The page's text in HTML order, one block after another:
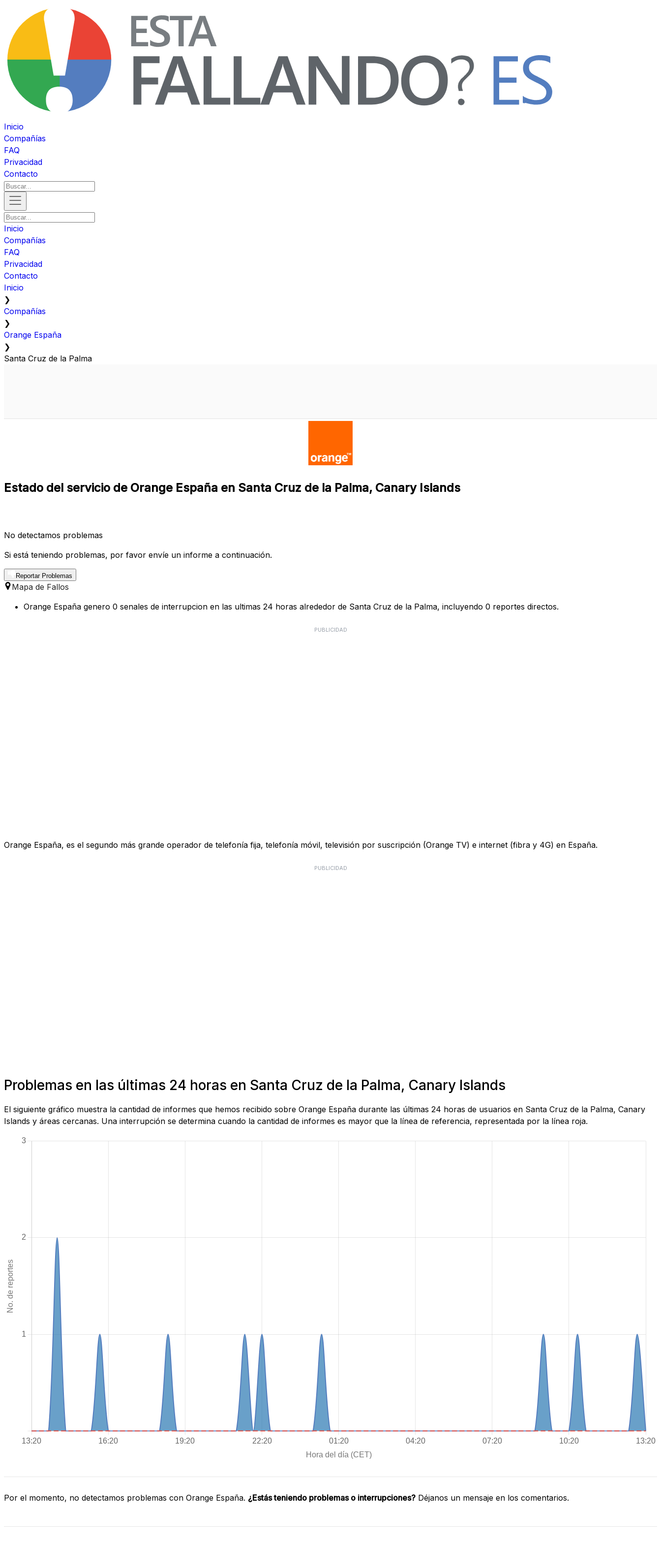
Inicio
Compañías
FAQ
Privacidad
Contacto
Inicio
Compañías
FAQ
Privacidad
Contacto
Inicio
❯
Compañías
❯
Orange España
❯
Santa Cruz de la Palma
Estado del servicio de Orange España en Santa Cruz de la Palma, Canary Islands
No detectamos problemas
Si está teniendo problemas, por favor envíe un informe a continuación.
Reportar Problemas
Mapa de Fallos
Orange España genero 0 senales de interrupcion en las ultimas 24 horas alrededor de Santa Cruz de la Palma, incluyendo 0 reportes directos.
PUBLICIDAD
Orange España, es el segundo más grande operador de telefonía fija, telefonía móvil, televisión por suscripción (Orange TV) e internet (fibra y 4G) en España.
PUBLICIDAD
Problemas en las últimas 24 horas en Santa Cruz de la Palma, Canary Islands
El siguiente gráfico muestra la cantidad de informes que hemos recibido sobre Orange España durante las últimas 24 horas de usuarios en Santa Cruz de la Palma, Canary
Islands y áreas cercanas. Una interrupción se determina cuando la cantidad de informes es mayor que la línea de referencia, representada por la línea roja.
Por el momento, no detectamos problemas con Orange España. ¿Estás teniendo problemas o interrupciones? Déjanos un mensaje en los comentarios.